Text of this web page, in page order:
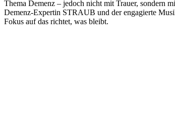
Thema Demenz – jedoch nicht mit Trauer, sondern
Demenz-Expertin STRAUB und der engagierte
Fokus auf das richtet, was bleibt.